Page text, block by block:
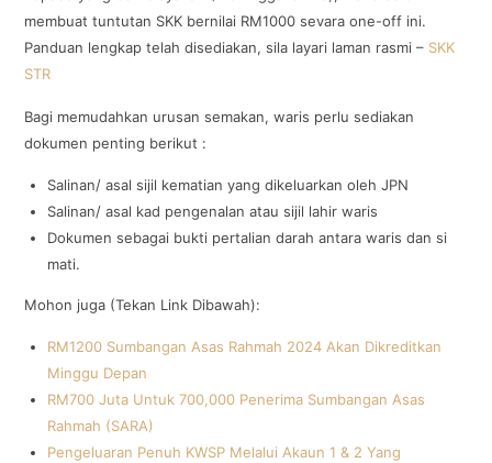
membuat tuntutan SKK bernilai RM1000 sevara one-off ini.
Panduan lengkap telah disediakan, sila layari laman rasmi – SKK
STR
Bagi memudahkan urusan semakan, waris perlu sediakan
dokumen penting berikut :
Salinan/ asal sijil kematian yang dikeluarkan oleh JPN
Salinan/ asal kad pengenalan atau sijil lahir waris
Dokumen sebagai bukti pertalian darah antara waris dan si
mati.
Mohon juga (Tekan Link Dibawah):
RM1200 Sumbangan Asas Rahmah 2024 Akan Dikreditkan
Minggu Depan
RM700 Juta Untuk 700,000 Penerima Sumbangan Asas
Rahmah (SARA)
Pengeluaran Penuh KWSP Melalui Akaun 1 & 2 Yang